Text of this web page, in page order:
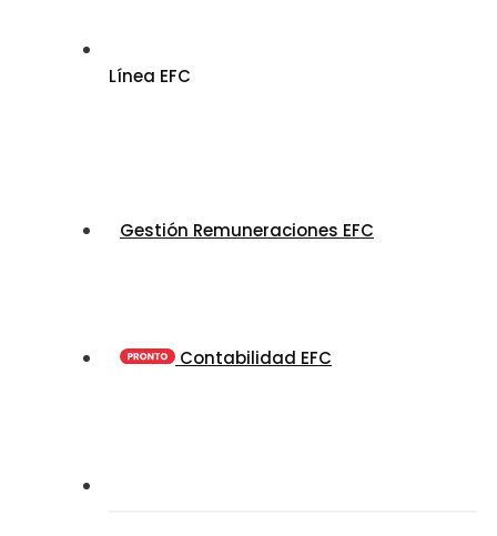
Línea EFC
Gestión Remuneraciones EFC
Contabilidad EFC